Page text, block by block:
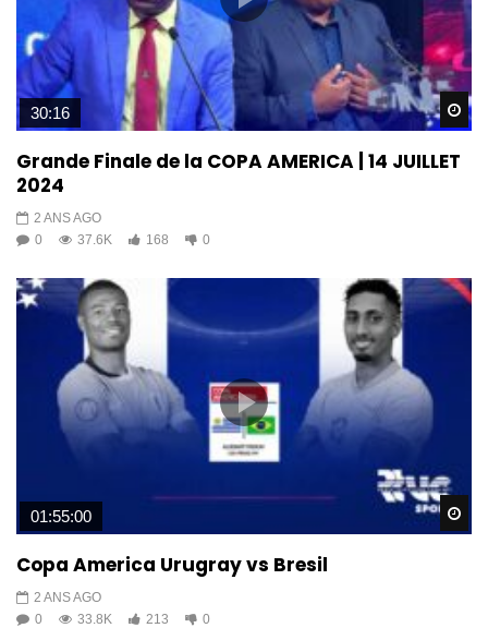
30:16
Grande Finale de la COPA AMERICA | 14 JUILLET
2024
2 ANS AGO
0
37.6K 168 0
01:55:00
Copa America Urugray vs Bresil
2 ANS AGO
0
33.8K 213 0